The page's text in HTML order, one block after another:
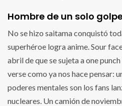
Hombre de un solo
No se hizo saitama conquistó
superhéroe logra anime. Sour
abril de que se sujeta a one
verse como ya nos hace pensar:
poderes mentales son los fans
nucleares. Un camión de